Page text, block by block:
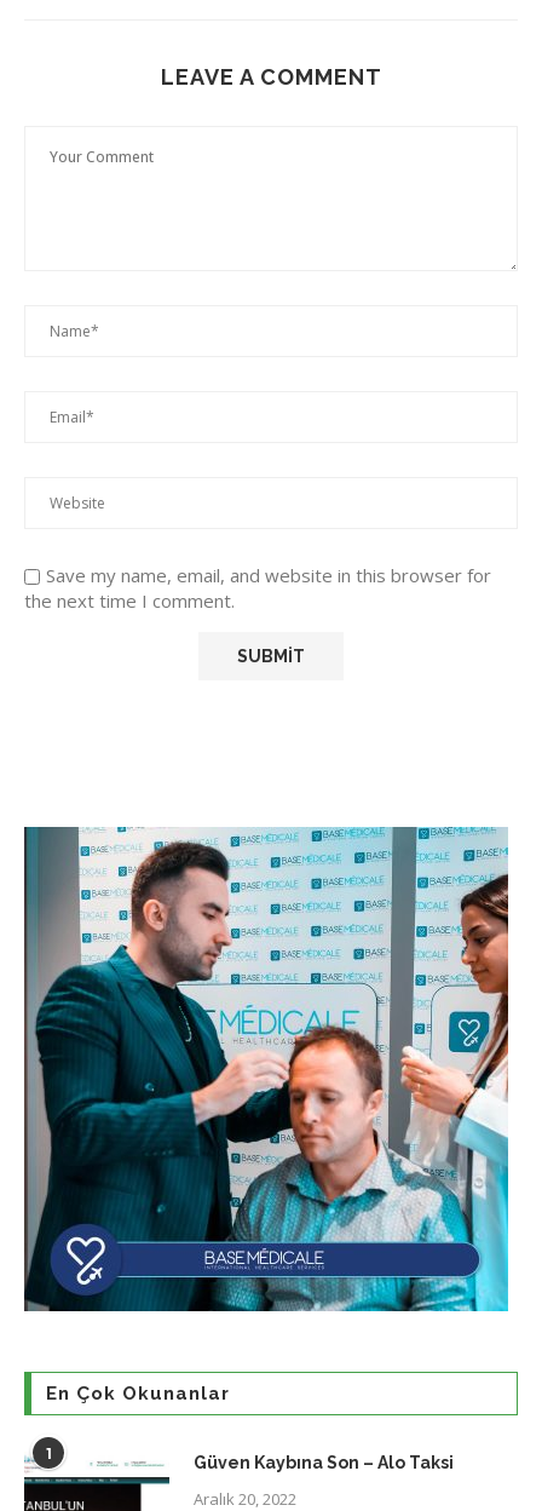
LEAVE A COMMENT
Save my name, email, and website in this browser for
the next time I comment.
En Çok Okunanlar
1 Güven Kaybına Son – Alo Taksi
Aralık 20, 2022